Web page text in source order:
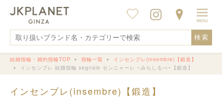
検索
結婚指輪・婚約指輪TOP 指輪一覧
インセンブレ(insembre)【鍛造】
インセンブレ 結婚指輪 segnale センニャーレ ~みちしるべ~【鍛造】
インセンブレ(insembre)【鍛造】